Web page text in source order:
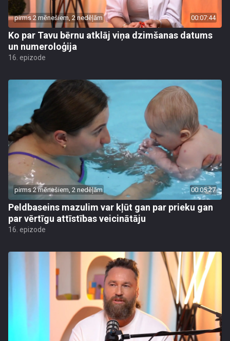
pirms 2 mēnešiem, 2 nedēļām 00:07:44
Ko par Tavu bērnu atklāj viņa dzimšanas datums
un numeroloģija
16. epizode
pirms 2 mēnešiem, 2 nedēļām 00:05:27
Peldbaseins mazulim var kļūt gan par prieku gan
par vērtīgu attīstības veicinātāju
16. epizode